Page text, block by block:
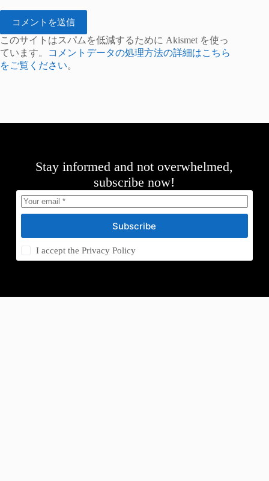
コメントを送信
このサイトはスパムを低減するために Akismet を使っ
ています。
コメントデータの処理方法の詳細はこちら
をご覧ください。
Stay informed and not overwhelmed,
subscribe now!
Subscribe
I accept thePrivacy Policy